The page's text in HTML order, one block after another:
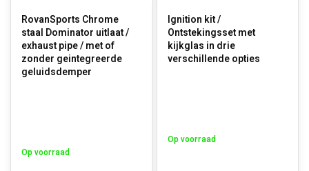
RovanSports Chrome
staal Dominator uitlaat /
exhaust pipe / met of
zonder geintegreerde
geluidsdemper
Op voorraad
Ignition kit /
Ontstekingsset met
kijkglas in drie
verschillende opties
Op voorraad